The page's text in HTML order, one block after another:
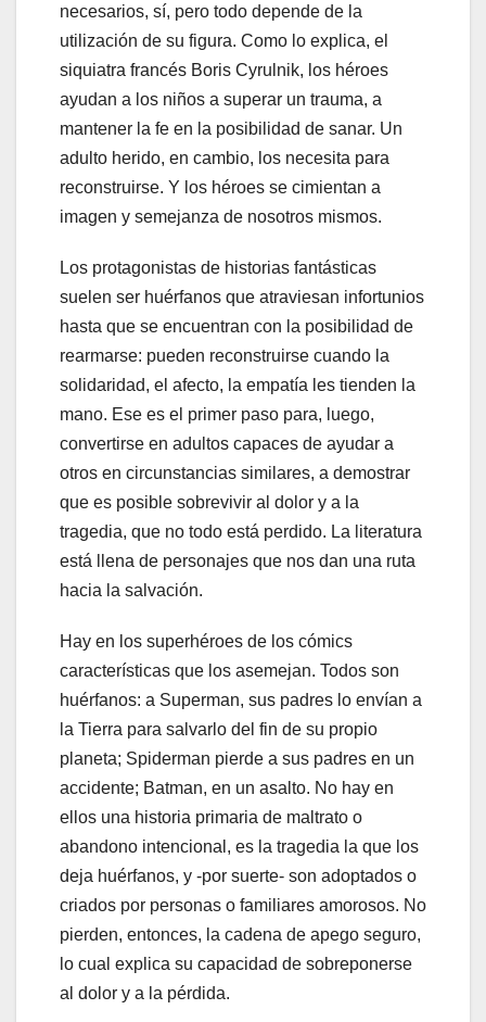
necesarios, sí, pero todo depende de la
utilización de su figura. Como lo explica, el
siquiatra francés Boris Cyrulnik, los héroes
ayudan a los niños a superar un trauma, a
mantener la fe en la posibilidad de sanar. Un
adulto herido, en cambio, los necesita para
reconstruirse. Y los héroes se cimientan a
imagen y semejanza de nosotros mismos.
Los protagonistas de historias fantásticas
suelen ser huérfanos que atraviesan infortunios
hasta que se encuentran con la posibilidad de
rearmarse: pueden reconstruirse cuando la
solidaridad, el afecto, la empatía les tienden la
mano. Ese es el primer paso para, luego,
convertirse en adultos capaces de ayudar a
otros en circunstancias similares, a demostrar
que es posible sobrevivir al dolor y a la
tragedia, que no todo está perdido. La literatura
está llena de personajes que nos dan una ruta
hacia la salvación.
Hay en los superhéroes de los cómics
características que los asemejan. Todos son
huérfanos: a Superman, sus padres lo envían a
la Tierra para salvarlo del fin de su propio
planeta; Spiderman pierde a sus padres en un
accidente; Batman, en un asalto. No hay en
ellos una historia primaria de maltrato o
abandono intencional, es la tragedia la que los
deja huérfanos, y -por suerte- son adoptados o
criados por personas o familiares amorosos. No
pierden, entonces, la cadena de apego seguro,
lo cual explica su capacidad de sobreponerse
al dolor y a la pérdida.